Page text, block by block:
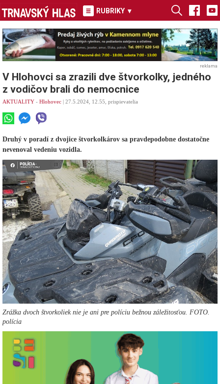
RUBRIKY ▾
reklama
V Hlohovci sa zrazili dve štvorkolky, jedného
z vodičov brali do nemocnice
AKTUALITY - Hlohovec | 27.5.2024, 12.55, prispievatelia
Druhý v poradí z dvojice štvorkolkárov sa pravdepodobne dostatočne
nevenoval vedeniu vozidla.
Zrážka dvoch štvorkoliek nie je ani pre políciu bežnou záležitosťou. FOTO.
polícia